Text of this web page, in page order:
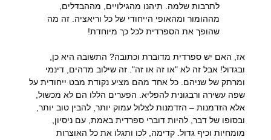
לתרבות שלמה. תיהנו מהגילויים, מההבדלים,
מההומור ומהאופי הייחודי של כל וריאציה. זה מה
שהופך את הספרדית לכל כך מיוחדת!
אז, האם יש ספרדית מדוברת וכתובה? התשובה היא כן,
ובגדול! אבל זה לא "או זה או זה". זה שילוב מדהים, דינמי
ומרתק של שניהם. כל אחד מהם מציע נקודת מבט ייחודית על
שפה עשירה ורבגונית להפליא. הפערים הללו הם לא מכשול,
אלא הזדמנות – הזדמנות לצלול עמוק יותר, להבין טוב יותר,
ובסופו של דבר, להיות דוברי ספרדית באמת, עם ניסיון,
מומחיות וכיף גדול. קדימה, לכו ותגלו את כל האוצרות